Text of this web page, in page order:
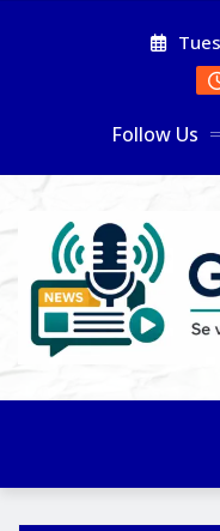
Follow Us